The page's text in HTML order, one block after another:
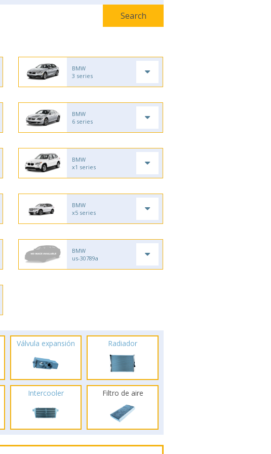
BMW
3 series
BMW
6 series
BMW
x1 series
BMW
x5 series
BMW
us-30789a
Válvula expansión Radiador
Intercooler Filtro de aire